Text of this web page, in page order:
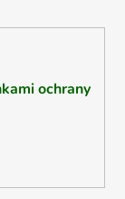
ochrany